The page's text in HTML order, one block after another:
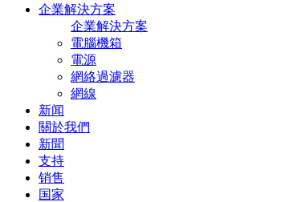
企業解決方案
企業解決方案
電腦機箱
電源
網絡過濾器
網線
新闻
關於我們
新聞
支持
销售
国家